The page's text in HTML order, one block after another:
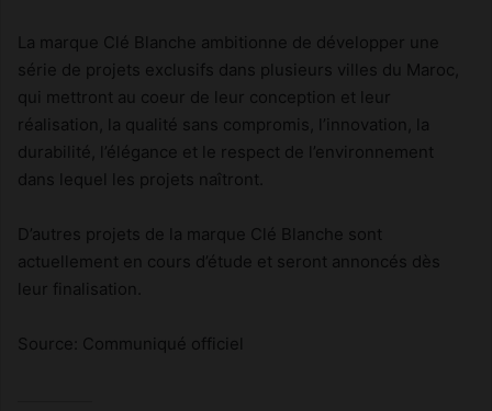
La marque Clé Blanche ambitionne de développer une
série de projets exclusifs dans plusieurs villes du Maroc,
qui mettront au coeur de leur conception et leur
réalisation, la qualité sans compromis, l’innovation, la
durabilité, l’élégance et le respect de l’environnement
dans lequel les projets naîtront.
D’autres projets de la marque Clé Blanche sont
actuellement en cours d’étude et seront annoncés dès
leur finalisation.
Source: Communiqué officiel